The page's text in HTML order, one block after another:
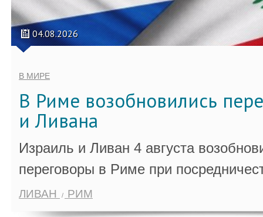
04.08.2026
В МИРЕ
В Риме возобновились
и Ливана
Израиль и Ливан 4 августа
переговоры в Риме при
ЛИВАН РИМ